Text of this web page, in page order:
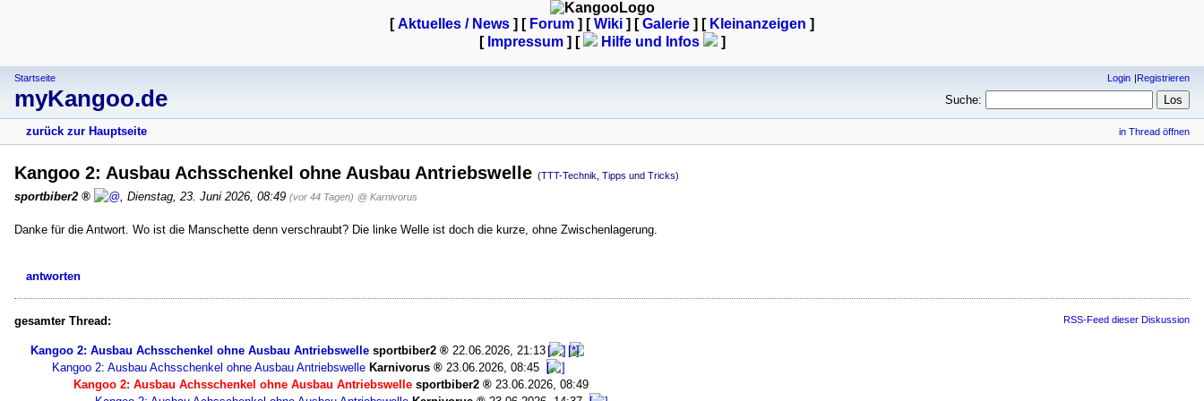
[Aktuelles / News ] [ Forum ] [Wiki ] [Galerie ] [ Kleinanzeigen ]
[ Impressum] [ Hilfe und Infos ]
Startseite
myKangoo.de
Login Registrieren
Suche:
zurück zur Hauptseite in Thread öffnen
Kangoo 2: Ausbau Achsschenkel ohne Ausbau Antriebswelle (TTT-Technik, Tipps und Tricks)
sportbiber2 , Dienstag, 23. Juni 2026, 08:49 (vor 44 Tagen) @ Karnivorus
Danke für die Antwort. Wo ist die Manschette denn verschraubt? Die linke Welle ist doch die kurze, ohne Zwischenlagerung.
antworten
gesamter Thread: RSS-Feed dieser Diskussion
Kangoo 2: Ausbau Achsschenkel ohne Ausbau Antriebswelle sportbiber2
22.06.2026, 21:13
Kangoo 2: Ausbau Achsschenkel ohne Ausbau Antriebswelle Karnivorus
23.06.2026, 08:45
Kangoo 2: Ausbau Achsschenkel ohne Ausbau Antriebswelle sportbiber2
23.06.2026, 08:49